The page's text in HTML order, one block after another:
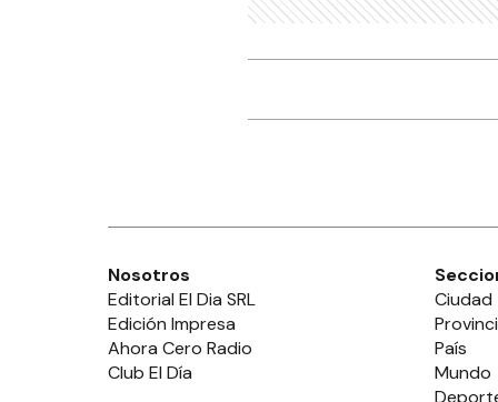
Nosotros
Editorial El Dia SRL
Edición Impresa
Ahora Cero Radio
Club El Día
Ciudad
País
Mundo